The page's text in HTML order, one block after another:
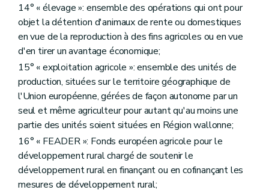
Art. D274
Art. D275
Art. D276
Art. D277
Art. D278
Sous-section 3 Commission consultative
Art. D279
Sous-section 4 Des opérations d'aménagement foncier
Art. D280
Art. D281
Art. D282
Art. D283
Art. D284
Art. D285
Art. D286
Art. D287
14° « élevage »: ensemble des opérations qui ont pour
objet la détention d'animaux de rente ou domestiques
en vue de la reproduction à des fins agricoles ou en vue
d'en tirer un avantage économique;
15° « exploitation agricole »: ensemble des unités de
production, situées sur le territoire géographique de
l'Union européenne, gérées de façon autonome par un
seul et même agriculteur pour autant qu'au moins une
partie des unités soient situées en Région wallonne;
16° « FEADER »: Fonds européen agricole pour le
développement rural chargé de soutenir le
développement rural en finançant ou en cofinançant les
mesures de développement rural;